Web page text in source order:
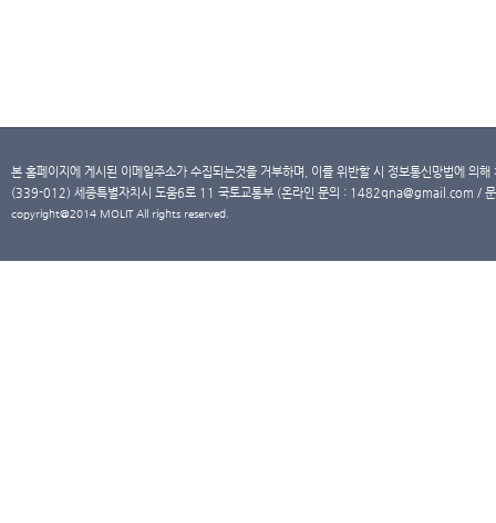
본 홈페이지에 게시된 이메일주소가 수집되는것을 거부하며, 이를 위반할 시 정보통신망법에 의
(339-012) 세종특별자치시 도움6로 11 국토교통부 (온라인 문의 : 1482qna@gmail.com /
copyright@2014 MOLIT All rights reserved.